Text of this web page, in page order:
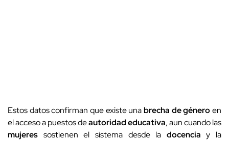
Estos datos confirman que existe unabrecha de géneroen
el acceso a puestos deautoridad educativa, aun cuando las
mujeres sostienen el sistema desde la docencia y la